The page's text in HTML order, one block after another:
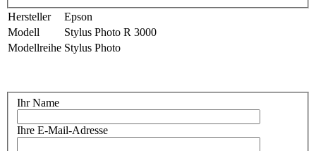
Hersteller
Epson
Modell
Stylus Photo R 3000
Modellreihe Stylus Photo
Ihr Name
Ihre E-Mail-Adresse